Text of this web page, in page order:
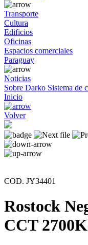
Transporte
Cultura
Edificios
Oficinas
Espacios comerciales
Paraguay
Noticias
Sobre Darko Sistema de
Inicio
Volver
COD. JY34401
Rostock
CCT